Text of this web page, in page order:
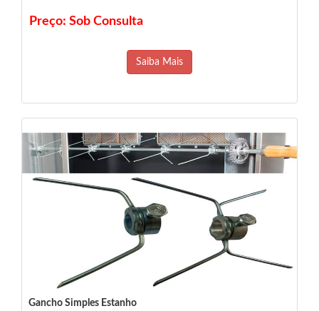
Preço: Sob Consulta
Saiba Mais
Gancho Simples Estanho